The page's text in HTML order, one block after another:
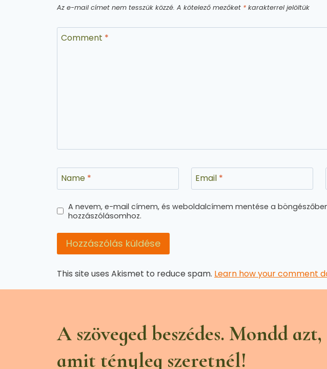
Az e-mail címet nem tesszük közzé. A kötelező mezőket * karakterrel jelöltük
Comment *
Name * Email *
A nevem, e-mail címem, és weboldalcímem mentése a
hozzászólásomhoz.
This site uses Akismet to reduce spam. Learn how your comment
A szöveged beszédes. Mondd azt,
amit tényleg szeretnél!